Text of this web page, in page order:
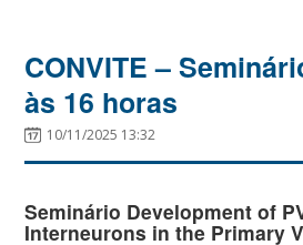
CONVITE –
às 16 horas
10/11/2025 13:32
Seminário Development of
Interneurons in the Primary